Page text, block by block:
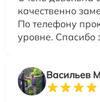
качественно
По телефону
уровне. Спасибо
Васильев